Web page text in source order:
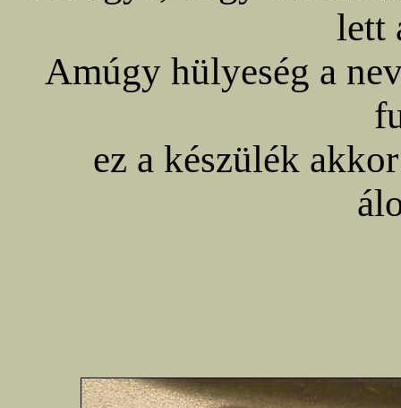
lett
Amúgy hülyeség a
ez a készülék